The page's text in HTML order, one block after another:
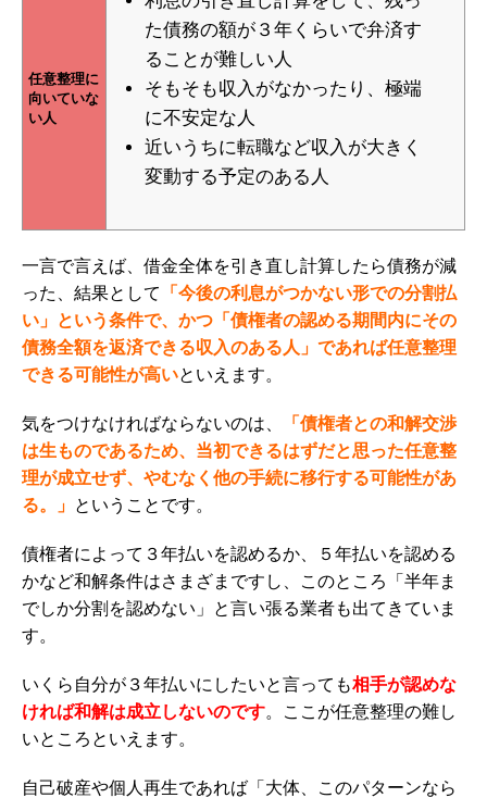
任意整理に
向いていな
い人
た債務の額が３年くらいで弁済す
ることが難しい人
そもそも収入がなかったり、極端
に不安定な人
近いうちに転職など収入が大きく
変動する予定のある人
一言で言えば、借金全体を引き直し計算したら債務が減
った、結果として
「今後の利息がつかない形での分割払
い」という条件で、かつ「債権者の認める期間内にその
債務全額を返済できる収入のある人」であれば任意整理
できる可能性が高いといえます。
気をつけなければならないのは、
「債権者との和解交渉
は生ものであるため、当初できるはずだと思った任意整
理が成立せず、やむなく他の手続に移行する可能性があ
る。」 ということです。
債権者によって３年払いを認めるか、５年払いを認める
かなど和解条件はさまざまですし、このところ「半年ま
でしか分割を認めない」と言い張る業者も出てきていま
す。
いくら自分が３年払いにしたいと言っても相手が認めな
ければ和解は成立しないのです。ここが任意整理の難し
いところ といえます。
自己破産や個人再生であれば「大体、このパターンなら